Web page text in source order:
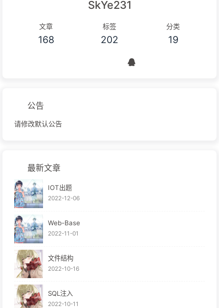
SkYe231
文章
168
标签
202
分类
19
公告
请修改默认公告
最新文章
IOT出题
2022-12-06
Web-Base
2022-11-01
文件结构
2022-10-16
SQL注入
2022-10-11